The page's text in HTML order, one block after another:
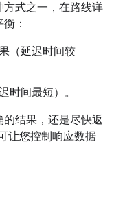
式之一，在路线详
：
（延迟时间较
时间最短）。
结果，还是尽快返
让您控制响应数据